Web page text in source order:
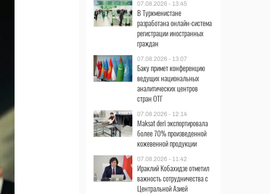
07.08.2026 - 13:45
В Туркменистане
разработана онлайн-система
регистрации иностранных
граждан
07.08.2026 - 13:07
Баку примет конференцию
ведущих национальных
аналитических центров
стран ОТГ
07.08.2026 - 12:14
Maksat deri экспортировала
более 70% произведенной
кожевенной продукции
07.08.2026 - 11:42
Ираклий Кобахидзе отметил
важность сотрудничества с
Центральной Азией